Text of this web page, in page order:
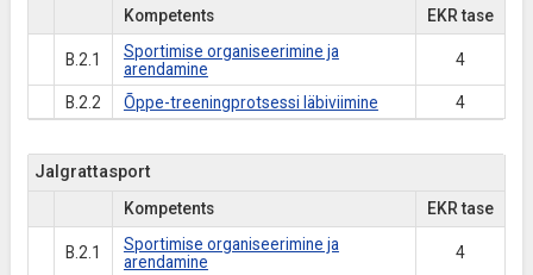
Kompetents EKR tase
B.2.1
Sportimise organiseerimine ja
arendamine
4
B.2.2 Õppe-treeningprotsessi läbiviimine 4
Jalgrattasport
Kompetents EKR tase
B.2.1
Sportimise organiseerimine ja
arendamine
4